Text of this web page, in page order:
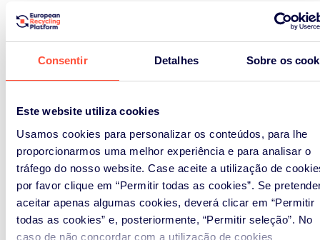
Consentir Detalhes Sobre os
Este website utiliza cookies
Usamos cookies para personalizar os conteúdos, para lhe
proporcionarmos uma melhor experiência e para analisar o
tráfego do nosso website. Case aceite a utilização de
por favor clique em “Permitir todas as cookies”. Se
aceitar apenas algumas cookies, deverá clicar em “Permitir
todas as cookies” e, posteriormente, “Permitir seleção”. No
caso de não concordar com a utilização de cookies
Conheça a nossa
equipe!
Para encaminhar sua solicitação para
forneça-nos alguns detalhes sobre o
tipo de conformidade que você
precisa, sua empresa e também seus
detalhes de contato. Em seguida,
entraremos em contato com você para
discutir outras etapas.